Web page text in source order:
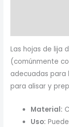
Las hojas de lija
(comúnmente
adecuadas para
para alisar y
Material:
Uso: